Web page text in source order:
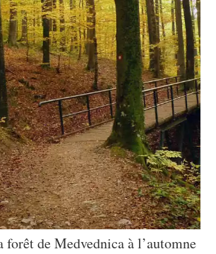
forêt de Medvednica à l’automne